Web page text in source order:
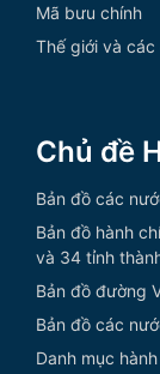
Mã bưu chính
Thế giới và các
Chủ đề
Bản đồ các
Bản đồ hành
và 34 tỉnh
Bản đồ đường
Bản đồ các
Danh mục